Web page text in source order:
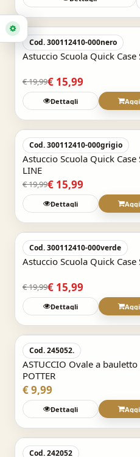
Cod. 300112410-000nero
Astuccio Scuola Quick Case
€ 19,99€ 15,99
Dettagli
Cod. 300112410-000grigio
Astuccio Scuola Quick Case
LINE
€ 19,99€ 15,99
Dettagli
Cod. 300112410-000verde
Astuccio Scuola Quick Case
€ 19,99€ 15,99
Dettagli
Cod. 245052.
ASTUCCIO Ovale a
POTTER
€ 9,99
Dettagli
Cod. 242052